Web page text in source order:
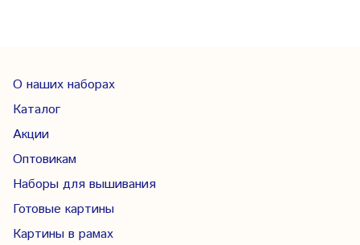
О наших наборах
Каталог
Акции
Оптовикам
Наборы для вышивания
Готовые картины
Картины в рамах